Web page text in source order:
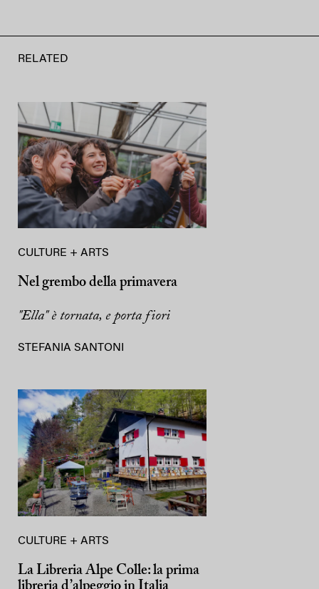
RELATED
CULTURE + ARTS
Nel grembo della primavera
"Ella" è tornata, e porta fiori
STEFANIA SANTONI
CULTURE + ARTS
La Libreria Alpe Colle: la prima